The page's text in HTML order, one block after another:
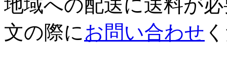
地域への配送に送料が
文の際に お問い合わせ